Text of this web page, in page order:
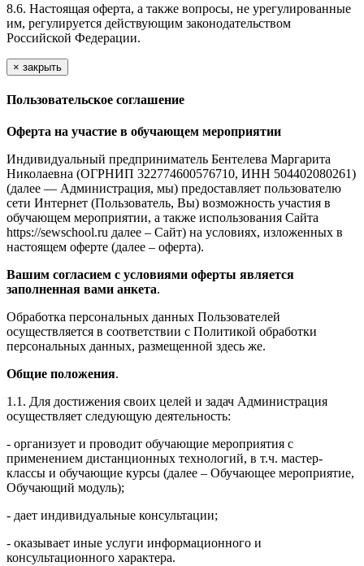
8.6. Настоящая оферта, а также вопросы, не урегулированные
им, регулируется действующим законодательством
Российской Федерации.
× закрыть
Пользовательское соглашение
Оферта на участие в обучающем мероприятии
Индивидуальный предприниматель Бентелева Маргарита
Николаевна (ОГРНИП 322774600576710, ИНН 504402080261)
(далее — Администрация, мы) предоставляет пользователю
сети Интернет (Пользователь, Вы) возможность участия в
обучающем мероприятии, а также использования Сайта
https://sewschool.ru далее – Сайт) на условиях, изложенных в
настоящем оферте (далее – оферта).
Вашим согласием с условиями оферты является
заполненная вами анкета.
Обработка персональных данных Пользователей
осуществляется в соответствии с Политикой обработки
персональных данных, размещенной здесь же.
Общие положения.
1.1. Для достижения своих целей и задач Администрация
осуществляет следующую деятельность:
- организует и проводит обучающие мероприятия с
применением дистанционных технологий, в т.ч. мастер-
классы и обучающие курсы (далее – Обучающее мероприятие,
Обучающий модуль);
- дает индивидуальные консультации;
- оказывает иные услуги информационного и
консультационного характера.